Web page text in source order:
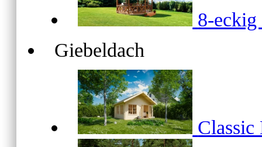
8-eckig
Giebeldach